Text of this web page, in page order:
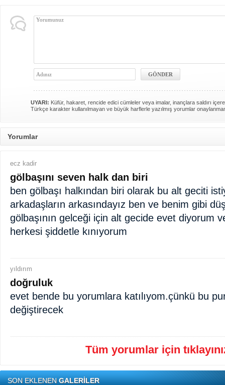
UYARI: Küfür, hakaret, rencide edici cümleler veya imalar, inançlara saldırı
Türkçe karakter kullanılmayan ve büyük harflerle yazılmış yorumlar
Yorumlar
ecz kadir
gölbaşını seven halk dan biri
ben gölbaşı halkından biri olarak bu alt geciti
arkadaşların arkasındayız ben ve benim gibi
gölbaşının gelceği için alt gecide evet diyorum
herkesi şiddetle kınıyorum
yıldırım
doğruluk
evet bende bu yorumlara katılıyom.çünkü bu
değiştirecek
Tüm yorumlar için
SON EKLENENGALERİLER